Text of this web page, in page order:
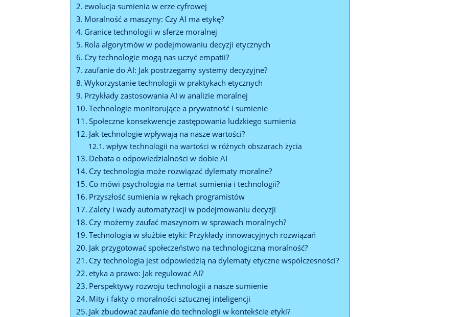
ewolucja sumienia w erze cyfrowej
Moralność a maszyny: Czy AI ma etykę?
Granice technologii w sferze moralnej
Rola algorytmów w podejmowaniu decyzji etycznych
Czy technologie mogą nas uczyć empatii?
zaufanie do AI: Jak postrzegamy systemy decyzyjne?
Wykorzystanie technologii w praktykach etycznych
Przykłady zastosowania AI w analizie moralnej
Technologie monitorujące a prywatność i sumienie
Społeczne konsekwencje zastępowania ludzkiego sumienia
Jak technologie wpływają na nasze wartości?
wpływ technologii na wartości w różnych obszarach życia
Debata o odpowiedzialności w dobie AI
Czy technologia może rozwiązać dylematy moralne?
Co mówi psychologia na temat sumienia i technologii?
Przyszłość sumienia w rękach programistów
Zalety i wady automatyzacji w podejmowaniu decyzji
Czy możemy zaufać maszynom w sprawach moralnych?
Technologia w służbie etyki: Przykłady innowacyjnych rozwiązań
Jak przygotować społeczeństwo na technologiczną moralność?
Czy technologia jest odpowiedzią na dylematy etyczne współczesności?
etyka a prawo: Jak regulować AI?
Perspektywy rozwoju technologii a nasze sumienie
Mity i fakty o moralności sztucznej inteligencji
Jak zbudować zaufanie do technologii w kontekście etyki?